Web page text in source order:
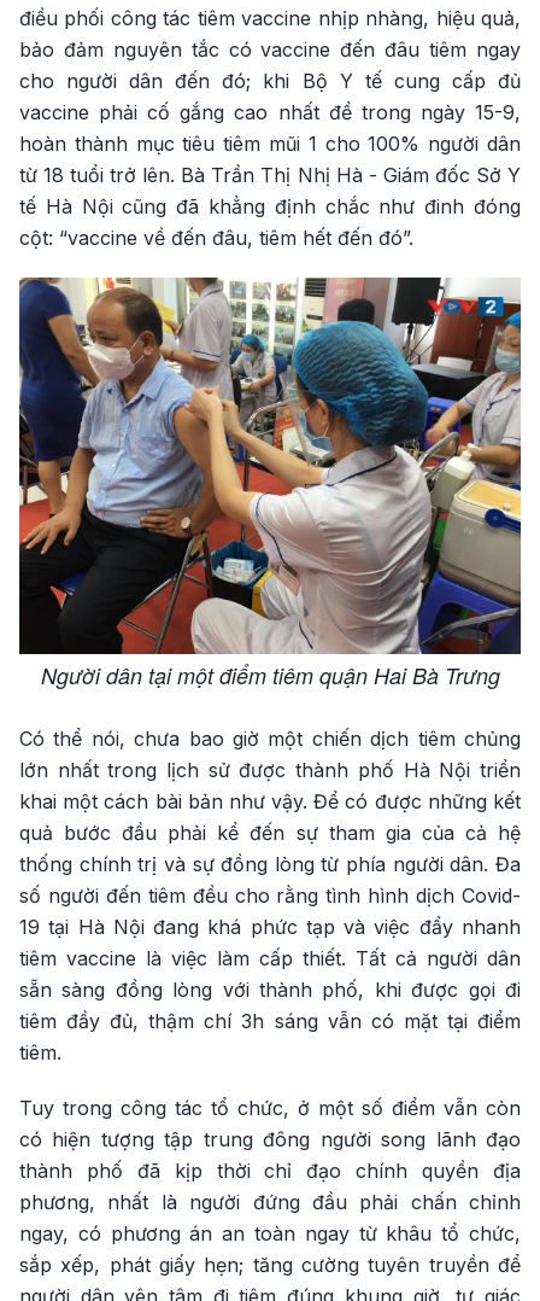
điều phối công tác tiêm vaccine nhịp nhàng, hiệu quả,
bảo đảm nguyên tắc có vaccine đến đâu tiêm ngay
cho người dân đến đó; khi Bộ Y tế cung cấp đủ
vaccine phải cố gắng cao nhất để trong ngày 15-9,
hoàn thành mục tiêu tiêm mũi 1 cho 100% người dân
từ 18 tuổi trở lên. Bà Trần Thị Nhị Hà - Giám đốc Sở Y
tế Hà Nội cũng đã khẳng định chắc như đinh đóng
cột: “vaccine về đến đâu, tiêm hết đến đó”.
Người dân tại một điểm tiêm quận Hai Bà Trưng
Có thể nói, chưa bao giờ một chiến dịch tiêm chủng
lớn nhất trong lịch sử được thành phố Hà Nội triển
khai một cách bài bản như vậy. Để có được những kết
quả bước đầu phải kể đến sự tham gia của cả hệ
thống chính trị và sự đồng lòng từ phía người dân. Đa
số người đến tiêm đều cho rằng tình hình dịch Covid-
19 tại Hà Nội đang khá phức tạp và việc đẩy nhanh
tiêm vaccine là việc làm cấp thiết. Tất cả người dân
sẵn sàng đồng lòng với thành phố, khi được gọi đi
tiêm đầy đủ, thậm chí 3h sáng vẫn có mặt tại điểm
tiêm.
Tuy trong công tác tổ chức, ở một số điểm vẫn còn
có hiện tượng tập trung đông người song lãnh đạo
thành phố đã kịp thời chỉ đạo chính quyền địa
phương, nhất là người đứng đầu phải chấn chỉnh
ngay, có phương án an toàn ngay từ khâu tổ chức,
sắp xếp, phát giấy hẹn; tăng cường tuyên truyền để
người dân yên tâm đi tiêm đúng khung giờ, tự giác